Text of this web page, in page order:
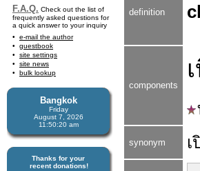
F.A.Q. Check out the list of
frequently asked questions for
a quick answer to your inquiry
e-mail the author
guestbook
site settings
site news
bulk lookup
Bangkok
Friday
August 7, 2026
11:50:20 am
Thanks for your
recent donations!
definition
components
synonym เ